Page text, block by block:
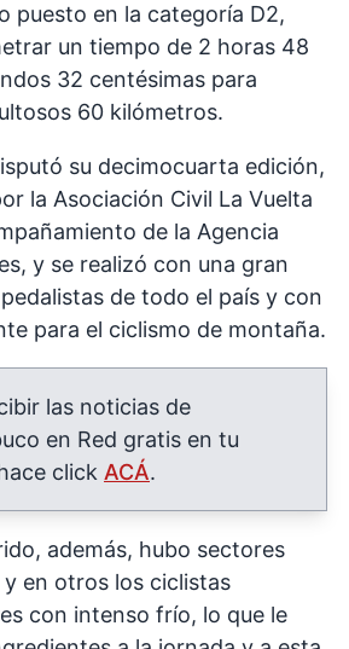
puesto en la categoría D2,
un tiempo de 2 horas 48
32 centésimas para
60 kilómetros.
su decimocuarta edición,
la Asociación Civil La Vuelta
de la Agencia
y se realizó con una gran
de todo el país y con
para el ciclismo de montaña.
las noticias de
en Red gratis en tu
click ACÁ.
además, hubo sectores
en otros los ciclistas
con intenso frío, lo que le